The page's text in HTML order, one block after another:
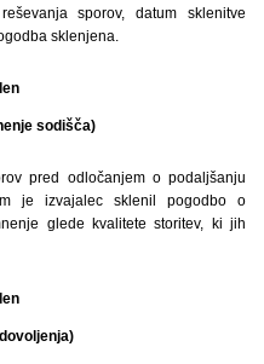
sporov, datum sklenitve
sklenjena.
sodišča)
pred odločanjem o podaljšanju
je izvajalec sklenil pogodbo o
glede kvalitete storitev, ki jih